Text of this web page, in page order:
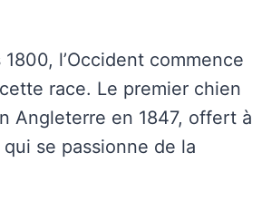
l’Occident commence
race. Le premier chien
Angleterre en 1847, offert à
se passionne de la